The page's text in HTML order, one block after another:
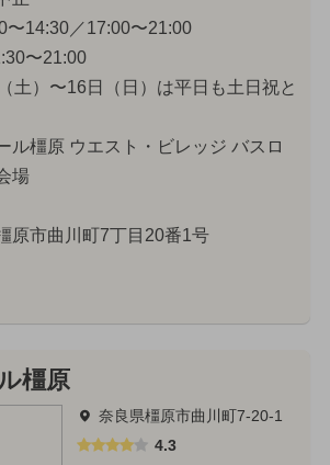
〜14:30／17:00〜21:00
〜21:00
〜16日（日）は平日も土日祝と
ル橿原 ウエスト・ビレッジ バスロ
場
原市曲川町7丁目20番1号
橿原
奈良県橿原市曲川町7-20-1
4.3